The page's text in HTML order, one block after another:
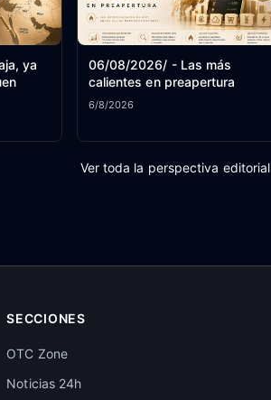
ya
06/08/2026/ - Las más
calientes en preapertura
6/8/2026
Ver toda la perspectiva editorial
SECCIONES
OTC Zone
Noticias 24h